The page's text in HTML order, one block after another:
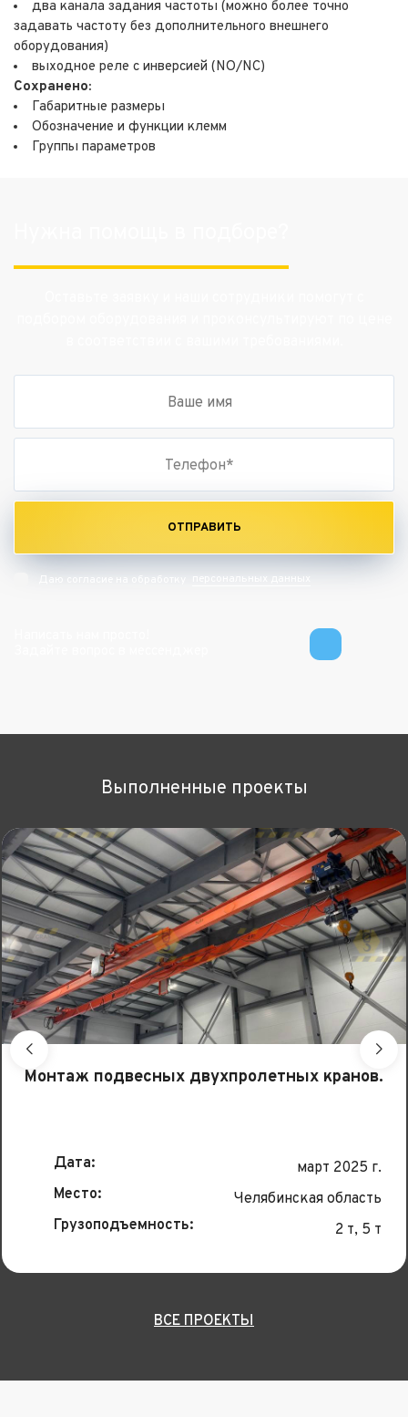
два канала задания частоты (можно более точно
задавать частоту без дополнительного внешнего
оборудования)
выходное реле с инверсией (NO/NC)
Сохранено:
Габаритные размеры
Обозначение и функции клемм
Группы параметров
ОТПРАВИТЬ
Даю согласие на обработку персональных данных
Выполненные проекты
Монтаж подвесных двухпролетных кранов.
Дата:
март 2025 г.
Место:
Челябинская область
Грузоподъемность:
2 т, 5 т
ВСЕ ПРОЕКТЫ